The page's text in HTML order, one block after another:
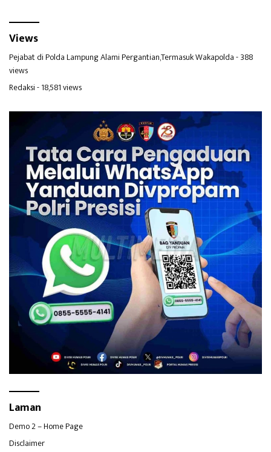
Views
Pejabat di Polda Lampung Alami Pergantian,Termasuk Wakapolda- 388
views
Redaksi- 18,581 views
Laman
Demo 2 – Home Page
Disclaimer